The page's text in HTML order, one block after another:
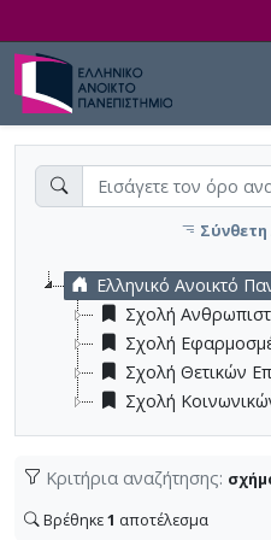
Ελληνικό Ανοικτό
Σχολή
Σχολή
Σχολή Θετικών
Σχολή
Κριτήρια αναζήτησης:
Βρέθηκε1 αποτέλεσμα